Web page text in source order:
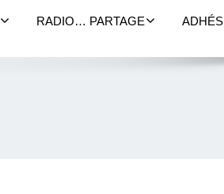
RADIO… PARTAGE